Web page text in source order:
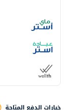
خيارات الدفع المتاحة